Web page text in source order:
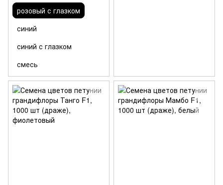
розовый с глазком
синий
синий с глазком
смесь